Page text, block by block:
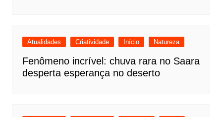
Atualidades Criatividade Início Natureza
Fenômeno incrível: chuva rara no Saara
desperta esperança no deserto